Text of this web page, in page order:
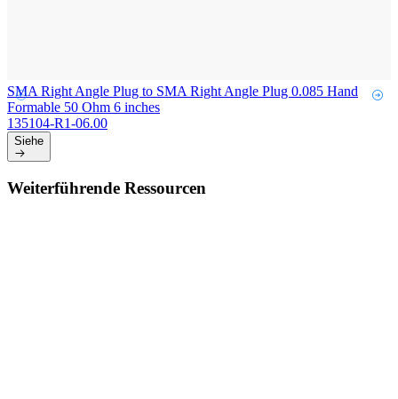
SMA Right Angle Plug to SMA Right Angle Plug 0.085 Hand
Formable 50 Ohm 6 inches
135104-R1-06.00
Siehe
Weiterführende Ressourcen